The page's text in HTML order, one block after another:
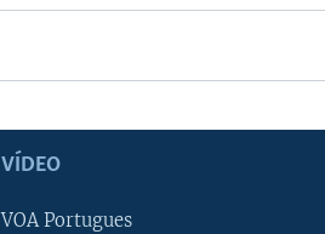
VÍDEO
VOA Portugues